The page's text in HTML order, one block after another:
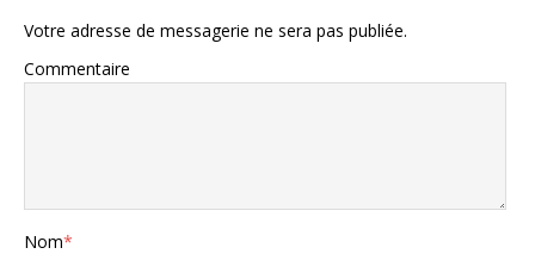
Votre adresse de messagerie ne sera pas publiée.
Commentaire
Nom*